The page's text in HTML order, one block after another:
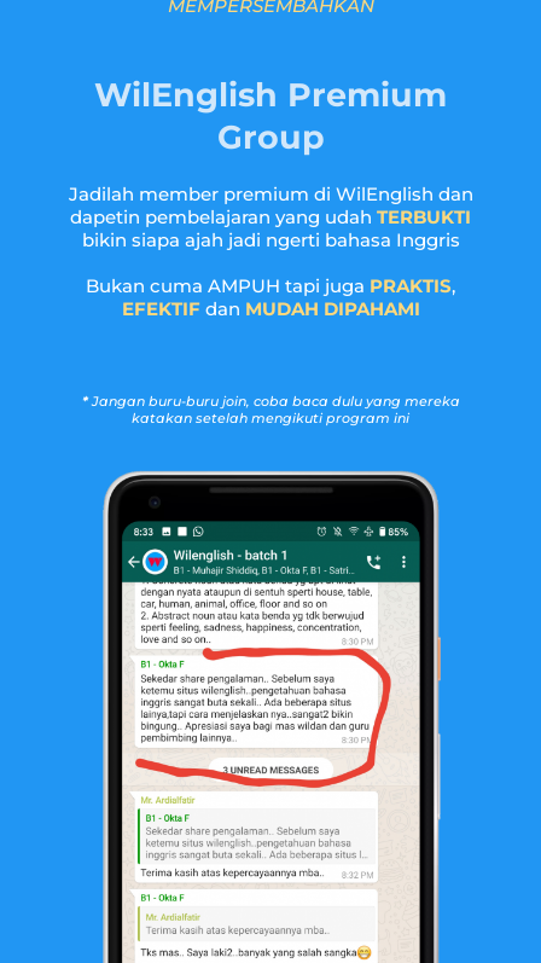
MEMPERSEMBAHKAN
WilEnglish Premium
Group
Jadilah member premium di WilEnglish dan
dapetin pembelajaran yang udah TERBUKTI
bikin siapa ajah jadi ngerti bahasa Inggris
Bukan cuma AMPUH tapi juga PRAKTIS,
EFEKTIFdan MUDAH DIPAHAMI
*Jangan buru-buru join, coba baca dulu yang mereka
katakan setelah mengikuti program ini